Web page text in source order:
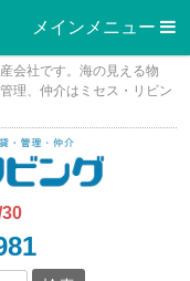
メインメニュー 
会社です。海の見える物
理、仲介はミセス・リビン